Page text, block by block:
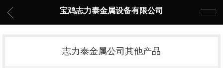
宝鸡志力泰金属设备有限公司
志力泰金属公司其他产品